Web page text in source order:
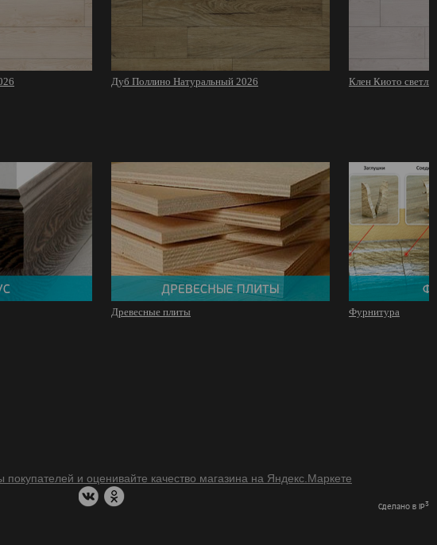
Дуб Поллино Натуральный 2026 Клен Киото
Древесные плиты Фурнитура
Сделано в IP3